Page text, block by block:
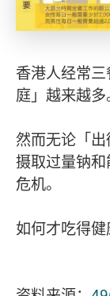
香港人经常
庭」越来越多
然而无论「
摄取过量钠
危机。
如何才吃得健